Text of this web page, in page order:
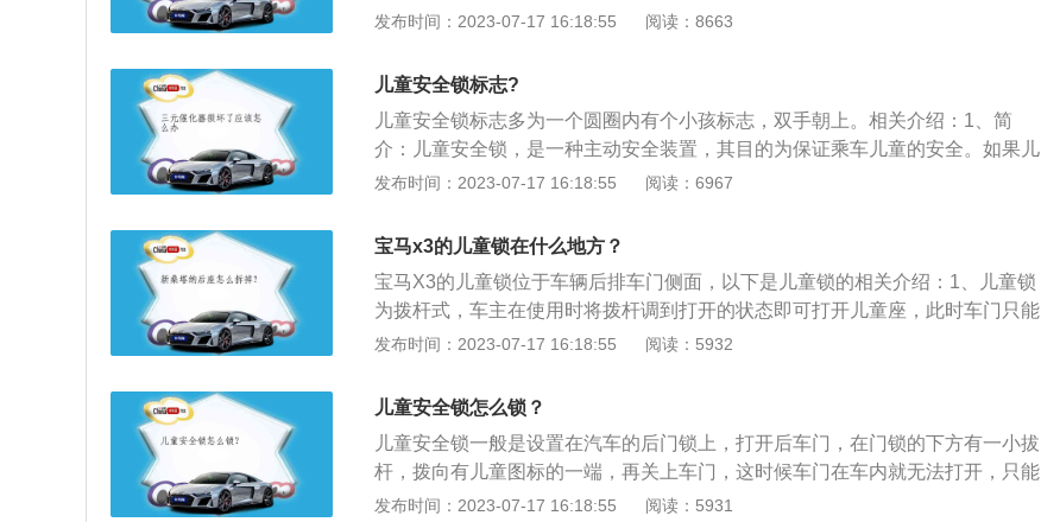
童从车内误开门而产生的危险。在儿童安全锁锁止情况下，即使通过中控锁电动
去开门作用。常见形式：常见的儿童安全锁开关有两种形式，一种是旋钮式，一
种是拨动式。拨动式儿童安全锁通过拨动拨片，使其在锁止和解锁位置切换，操
纵简单。旋钮式儿童安全锁需要使用钥匙插到相应的孔中才能转动旋钮开关进行
锁止及解锁操作，操作相对麻烦，但安全程度更高。
发布时间：2023-07-17 16:18:55 阅读：8663
儿童安全锁标志?
儿童安全锁标志多为一个圆圈内有个小孩标志，双手朝上。相关介绍：1、简
介：儿童安全锁，是一种主动安全装置，其目的为保证乘车儿童的安全。如果儿
童安全锁为锁止情况，中控锁电动解锁也会失效，车门的打开方式只能是外部打
开关有两种形式：旋钮式和拨动式。两者相比较，拨动式儿童安全锁操纵简单，
旋钮式儿童安全锁操作相对麻烦但安全程度更高。对于中控锁或者设置行驶自动
上锁来说，在一定程度确实提高了后排的孩童安全，但是要注意的是它们可以通
过车内的开关解锁，并不能保证万无一失，所以锁上儿童安全锁才可以放心驾
驶。
发布时间：2023-07-17 16:18:55 阅读：6967
宝马x3的儿童锁在什么地方？
宝马X3的儿童锁位于车辆后排车门侧面，以下是儿童锁的相关介绍：1、儿童锁
为拨杆式，车主在使用时将拨杆调到打开的状态即可打开儿童座，此时车门只能
从外部打开，无法从内部打开，这样即便儿童乘坐在后排座椅上，也不会因为淘
当车辆开始行驶时，车门会自动进行锁定为无法打开的状态，防止后排乘客在行
驶的过程中打开车门第二保防止车门锁止机构出现故障，导致车门因为风压的问
题被动打开。当主动儿童锁开启时，车主如要打开车门，要么关闭儿童锁，从内
部打开要么直接从外部打开。如果被动儿童锁开启，那么车主只需要将车辆停
稳，即可打开车辆的锁止机构。
发布时间：2023-07-17 16:18:55 阅读：5932
儿童安全锁怎么锁？
儿童安全锁一般是设置在汽车的后门锁上，打开后车门，在门锁的下方有一小拔
杆，拨向有儿童图标的一端，再关上车门，这时候车门在车内就无法打开，只能
在车外打开。以下是儿童安全锁的更多介绍：1、当后排坐上儿童后，可防止好
发布时间：2023-07-17 16:18:55 阅读：5931